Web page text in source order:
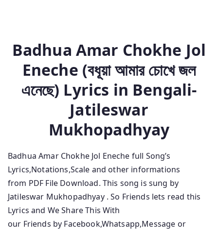
Badhua Amar Chokhe Jol
Eneche (বধূয়া আমার চোখে জল
এনেছে) Lyrics in Bengali-
Jatileswar
Mukhopadhyay
Badhua Amar Chokhe Jol Eneche full Song’s
Lyrics,Notations,Scale and other informations
from PDF File Download. This song is sung by
Jatileswar Mukhopadhyay. So Friends lets read this
Lyrics and We Share This With
our Friends by Facebook,Whatsapp,Message or